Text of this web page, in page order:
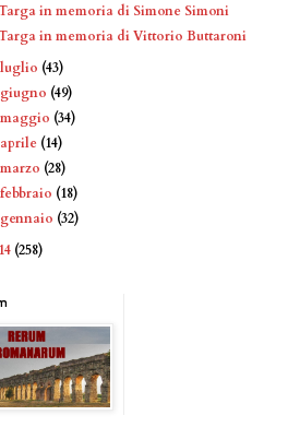
in memoria di Simone Simoni
in memoria di Vittorio Buttaroni
luglio (43)
giugno (49)
maggio (34)
aprile (14)
marzo (28)
febbraio (18)
gennaio (32)
(258)